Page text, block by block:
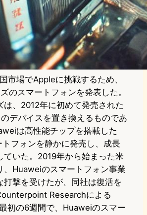
市場でAppleに挑戦するため、
のスマートフォンを発表した。
は、2012年に初めて発売された
のデバイスを置き換えるものであ
は高性能チップを搭載した
フォンを静かに発売し、成長
ていた。2019年から始まった米
、Huaweiのスマートフォン事業
打撃を受けたが、同社は復活を
Researchによる
初の6週間で、Huaweiのスマー